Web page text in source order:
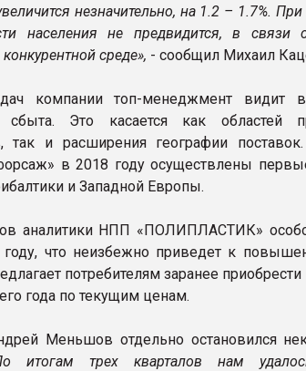
незначительно, на 1.2 – 1.7%.
населения не предвидится, в
среде», - сообщил Михаил
компании топ-менеджмент видит в
Это касается как областей
так и расширения географии
в 2018 году осуществлены
и Западной Европы.
аналитики НПП «ПОЛИПЛАСТИК»
что неизбежно приведет к
потребителям заранее
года по текущим ценам.
Меньшов отдельно остановился
итогам трех кварталов нам